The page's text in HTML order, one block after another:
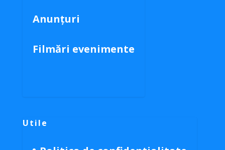
Anunțuri
Filmări evenimente
Utile